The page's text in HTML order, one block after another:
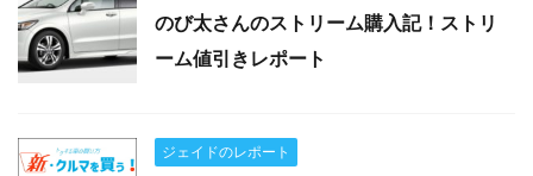
のび太さんのストリーム購入記！ストリ
ーム値引きレポート
ジェイドのレポート